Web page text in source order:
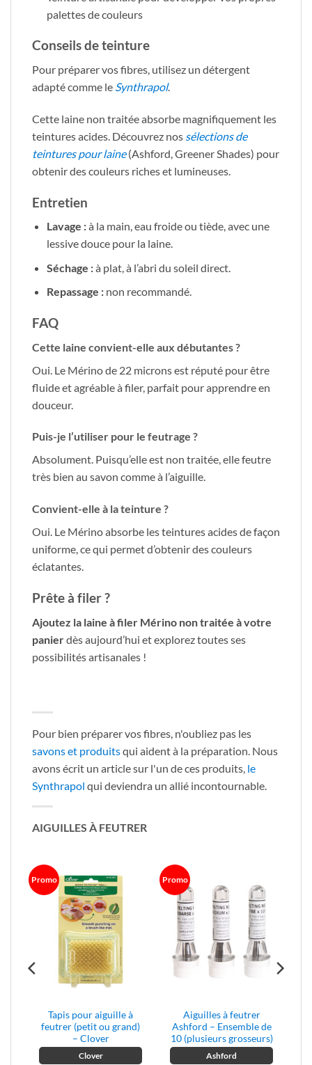
palettes de couleurs
Conseils de teinture
Pour préparer vos fibres, utilisez un détergent
adapté comme le Synthrapol.
Cette laine non traitée absorbe magnifiquement les
teintures acides. Découvrez nos sélections de
teintures pour laine(Ashford, Greener Shades) pour
obtenir des couleurs riches et lumineuses.
Entretien
Lavage :à la main, eau froide ou tiède, avec une
lessive douce pour la laine.
Séchage :à plat, à l’abri du soleil direct.
Repassage :non recommandé.
FAQ
Cette laine convient-elle aux débutantes ?
Oui. Le Mérino de 22 microns est réputé pour être
fluide et agréable à filer, parfait pour apprendre en
douceur.
Puis-je l’utiliser pour le feutrage ?
Absolument. Puisqu’elle est non traitée, elle feutre
très bien au savon comme à l’aiguille.
Convient-elle à la teinture ?
Oui. Le Mérino absorbe les teintures acides de façon
uniforme, ce qui permet d’obtenir des couleurs
éclatantes.
Prête à filer ?
Ajoutez la laine à filer Mérino non traitée à votre
panierdès aujourd’hui et explorez toutes ses
possibilités artisanales !
Pour bien préparer vos fibres, n'oubliez pas les
savons et produitsqui aident à la préparation. Nous
avons écrit un article sur l'un de ces produits, le
Synthrapol qui deviendra un allié incontournable.
AIGUILLES À FEUTRER
Promo
Tapis pour aiguille à
feutrer (petit ou grand)
– Clover
Clover
Promo
Aiguilles à feutrer
Ashford – Ensemble de
10 (plusieurs grosseurs)
Ashford